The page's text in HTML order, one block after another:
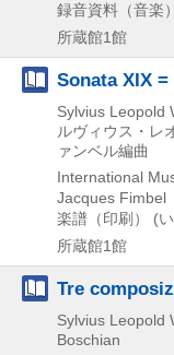
録音資料（音楽
所蔵館1館
Sonata XIX =
Sylvius Leopold
ルヴィウス・レ
ァンベル編曲
International
Jacques Fimbel
楽譜（印刷） (
所蔵館1館
Tre
Sylvius Leopold
Boschian